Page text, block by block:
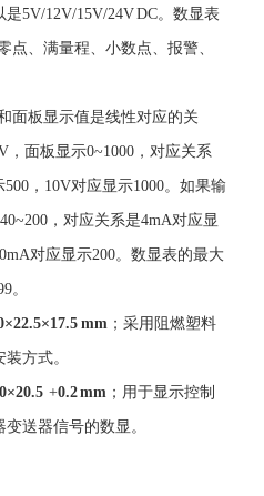
5V/12V/15V/24V DC。数显表
点、满量程、小数点、报警、
面板显示值是线性对应的关
，面板显示0~1000，对应关系
，10V对应显示1000。如果输
，对应关系是4mA对应显
对应显示200。数显表的最大
。
mm；采用阻燃塑料
方式。
+0.2 mm ；用于显示控制
送器信号的数显。